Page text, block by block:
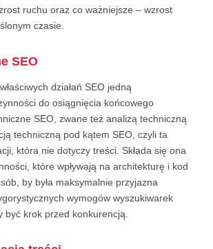
ruchu oraz co ważniejsze – wzrost
czasie.
SEO
działań SEO jedną
do osiągnięcia końcowego
SEO, zwane też analizą techniczną
techniczną pod kątem SEO, czyli ta
która nie dotyczy treści. Składa się ona
które wpływają na architekturę i kod
by była maksymalnie przyjazna
wymogów wyszukiwarek
być krok przed konkurencją.